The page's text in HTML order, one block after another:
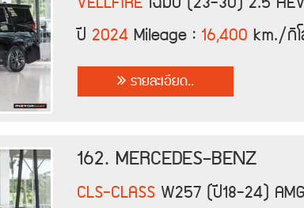
ปี 2024Mileage : 16,400 km./กิ
รายละเอียด..
162. MERCEDES-BENZ
CLS-CLASS W257 (ปี18-24)